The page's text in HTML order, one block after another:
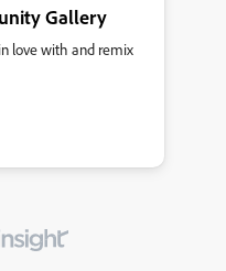
Gallery
love with and remix